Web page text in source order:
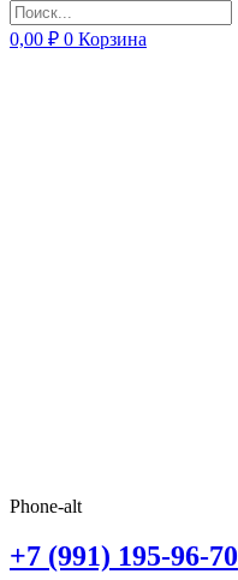
0,00 ₽ 0 Корзина
Phone-alt
+7 (991) 195-96-70